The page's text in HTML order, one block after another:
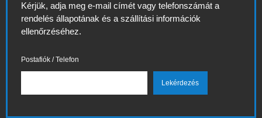
Kérjük, adja meg e-mail címét vagy telefonszámát a
rendelés állapotának és a szállítási információk
ellenőrzéséhez.
Postafiók / Telefon